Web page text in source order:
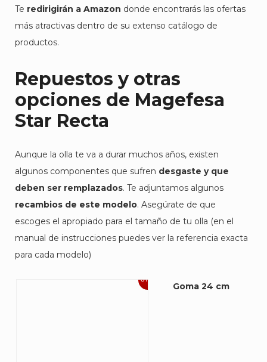
Te redirigirán a Amazon donde encontrarás las ofertas
más atractivas dentro de su extenso catálogo de
productos.
Repuestos y otras
opciones de Magefesa
Star Recta
Aunque la olla te va a durar muchos años, existen
algunos componentes que sufren desgaste y que
deben ser remplazados. Te adjuntamos algunos
recambios de este modelo. Asegúrate de que
escoges el apropiado para el tamaño de tu olla (en el
manual de instrucciones puedes ver la referencia exacta
para cada modelo)
37%
Goma 24 cm